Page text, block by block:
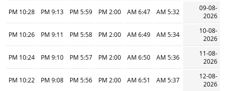
09-08-
2026
5:32 AM
6:47 AM
2:00 PM
5:59 PM
9:13 PM
10:28 PM
10-08-
2026
5:34 AM
6:49 AM
2:00 PM
5:58 PM
9:11 PM
10:26 PM
11-08-
2026
5:36 AM
6:50 AM
2:00 PM
5:57 PM
9:10 PM
10:24 PM
12-08-
2026
5:37 AM
6:51 AM
2:00 PM
5:56 PM
9:08 PM
10:22 PM